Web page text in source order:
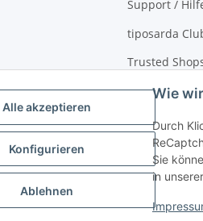
Alle akzeptieren
Konfigurieren
Ablehnen
Wie
Durch
Sie
in unserer
Support /
tiposarda
Trusted
Virtueller
über
Sitemap
zzgl. Versand 5,50€, ab 120€